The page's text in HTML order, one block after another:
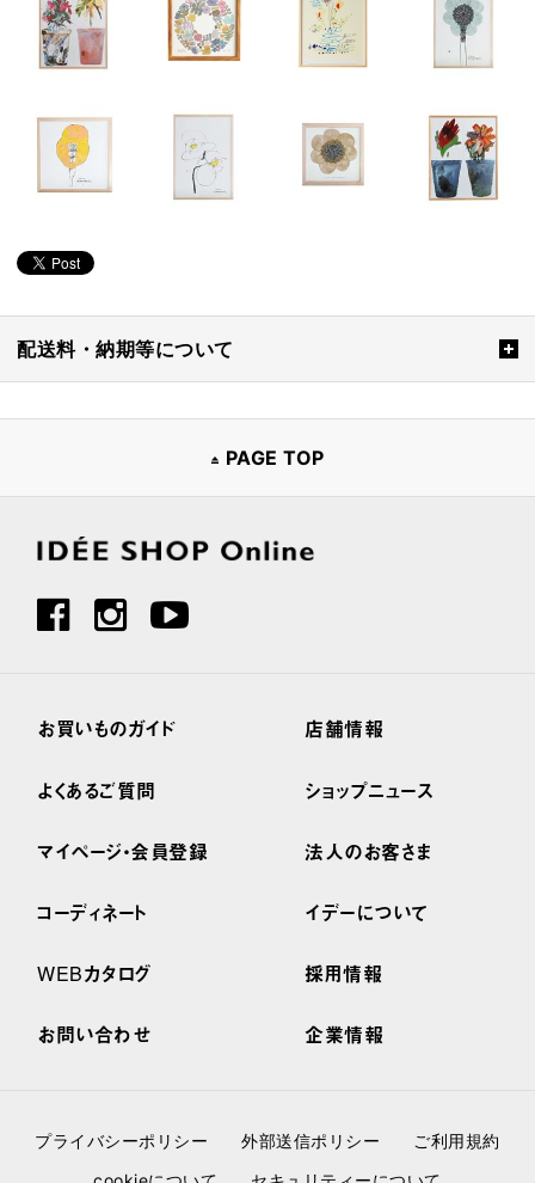
配送料・納期等について
PAGE TOP
お買いものガイド
よくあるご質問
マイページ・会員登録
コーディネート
WEBカタログ
お問い合わせ
店舗情報
ショップニュース
法人のお客さま
イデーについて
採用情報
企業情報
プライバシーポリシー 外部送信ポリシー
ご利用規約